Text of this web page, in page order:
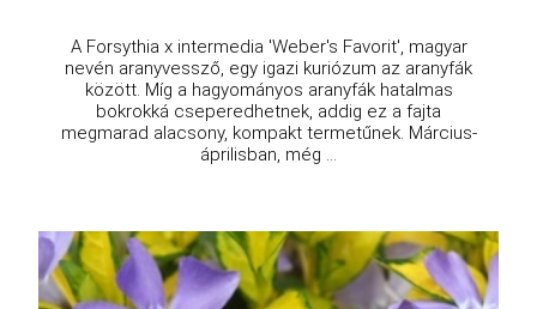
A Forsythia x intermedia 'Weber's Favorit', magyar
nevén aranyvessző, egy igazi kuriózum az aranyfák
között. Míg a hagyományos aranyfák hatalmas
bokrokká cseperedhetnek, addig ez a fajta
megmarad alacsony, kompakt termetűnek. Március-
áprilisban, még ...